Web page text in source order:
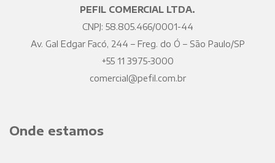
PEFIL COMERCIAL LTDA.
CNPJ: 58.805.466/0001-44
Av. Gal Edgar Facó, 244 – Freg. do Ó – São Paulo/SP
+55 11 3975-3000
comercial@pefil.com.br
Onde estamos